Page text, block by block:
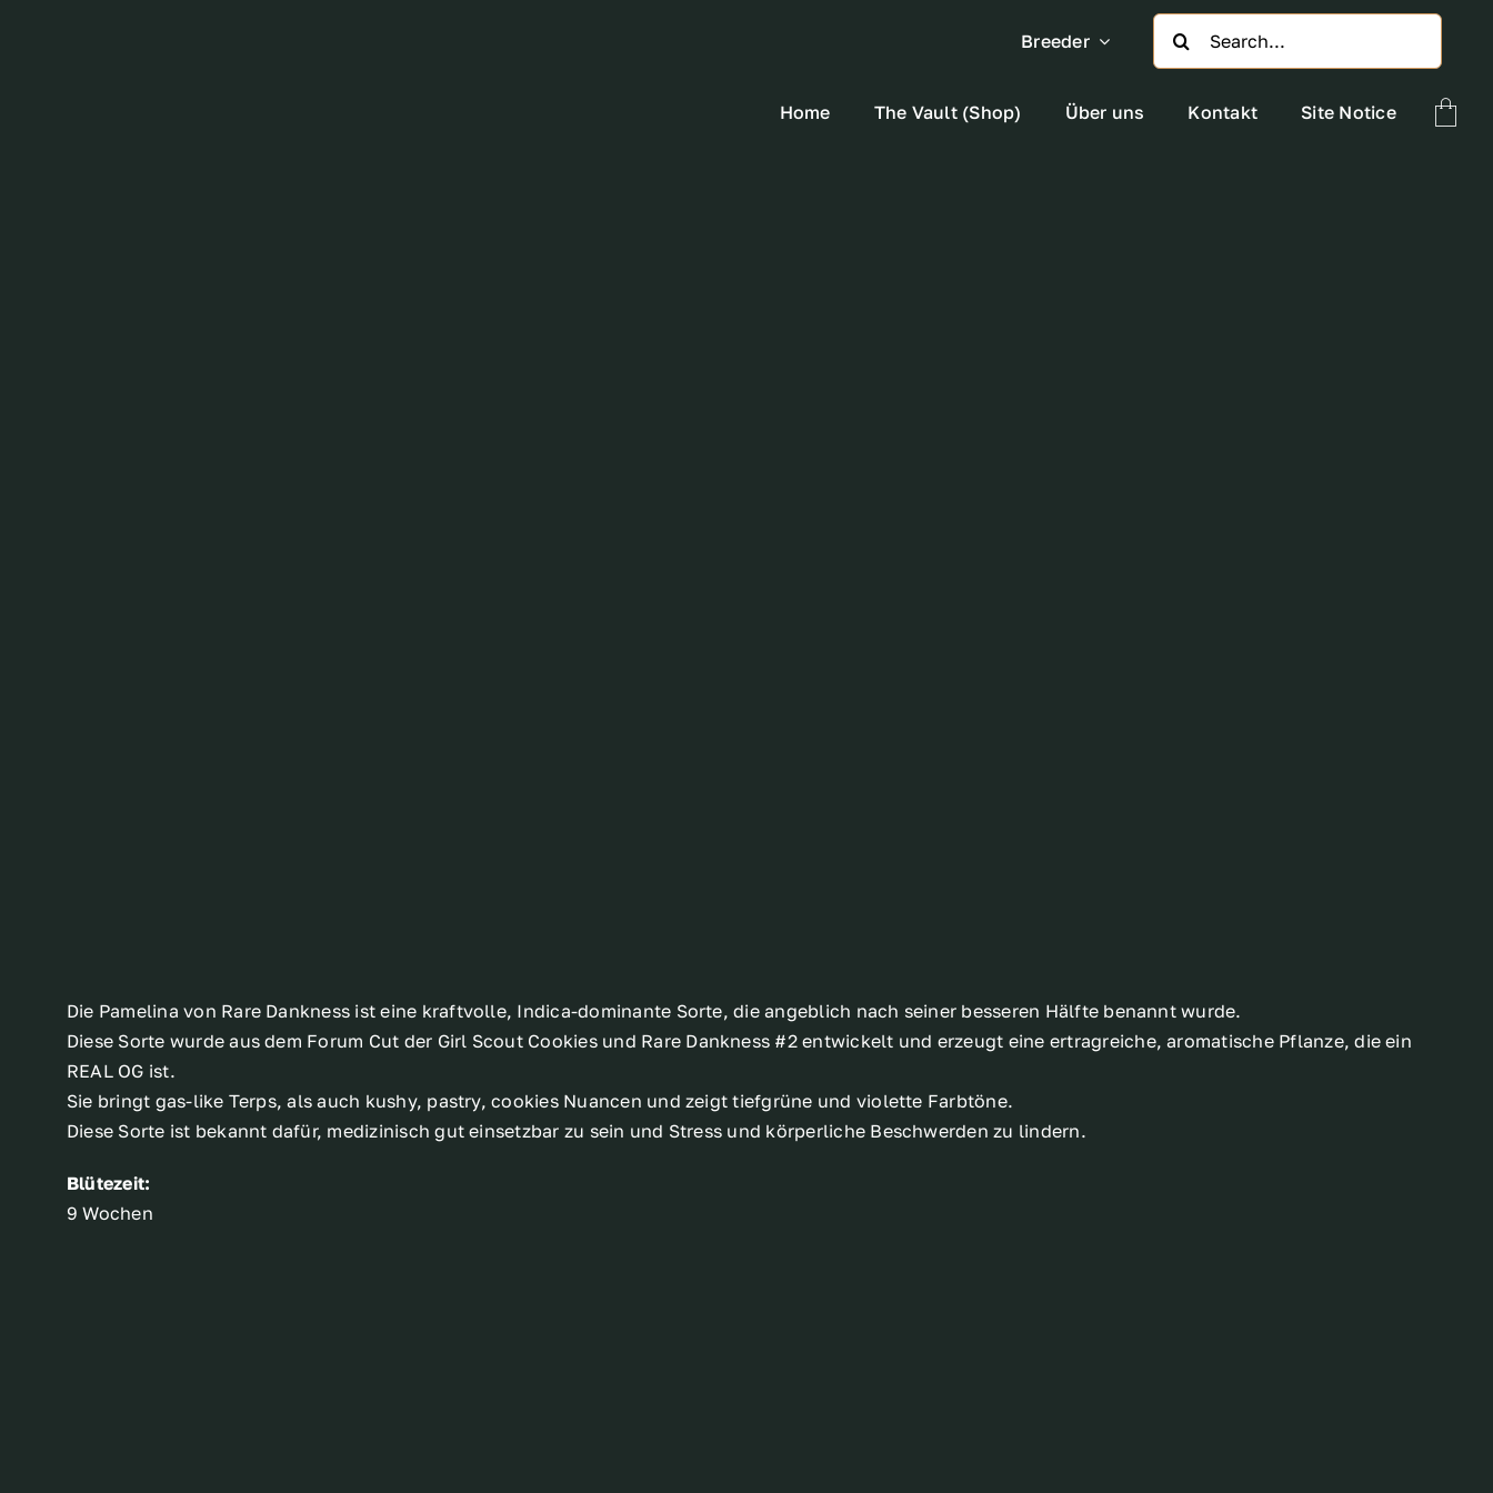
Breeder
Search
for:
Home The Vault (Shop) Über uns Kontakt Site Notice
Die Pamelina von Rare Dankness ist eine kraftvolle, Indica-dominante Sorte, die angeblich nach seiner besseren Hälfte benannt wurde.
Diese Sorte wurde aus dem Forum Cut der Girl Scout Cookies und Rare Dankness #2 entwickelt und erzeugt eine ertragreiche, aromatische Pflanze, die ein
REAL OG ist.
Sie bringt gas-like Terps, als auch kushy, pastry, cookies Nuancen und zeigt tiefgrüne und violette Farbtöne.
Diese Sorte ist bekannt dafür, medizinisch gut einsetzbar zu sein und Stress und körperliche Beschwerden zu lindern.
Blütezeit:
9 Wochen